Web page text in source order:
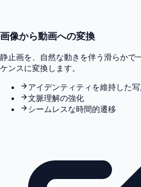
画像から動画への変換
静止画を、自然な動きを伴う滑らかで
ケンスに変換します。
アイデンティティを維持した
文脈理解の強化
シームレスな時間的遷移